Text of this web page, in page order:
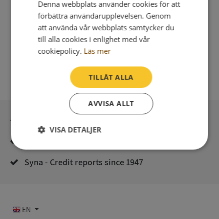
Syna - Credit reports since 1947
EN
Denna webbplats använder cookies för att
förbättra användarupplevelsen. Genom
att använda vår webbplats samtycker du
till alla cookies i enlighet med vår
cookiepolicy. Läs mer
TILLÅT ALLA
AVVISA ALLT
VISA DETALJER
Strikt
nödvändigt
Prestanda Inriktning